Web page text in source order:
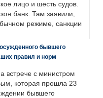
лицо и шесть судов.
банк. Там заявили,
режиме, санкции
бывшего
правил и норм
встрече с министром
которая прошла 23
бывшего